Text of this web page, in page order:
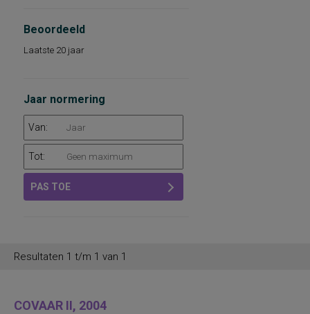
Beoordeeld
Laatste 20 jaar
Jaar normering
Van:
Tot:
PAS TOE
Resultaten 1 t/m 1 van 1
COVAAR II, 2004